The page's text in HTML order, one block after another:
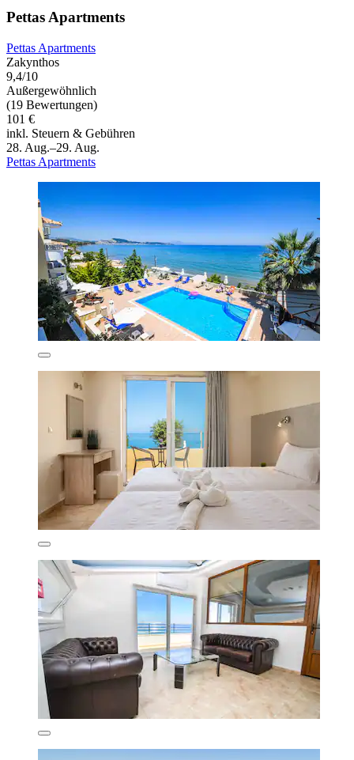
Pettas Apartments
Pettas Apartments
Zakynthos
9,4/10
Außergewöhnlich
(19 Bewertungen)
101 €
inkl. Steuern & Gebühren
28. Aug.–29. Aug.
Pettas Apartments